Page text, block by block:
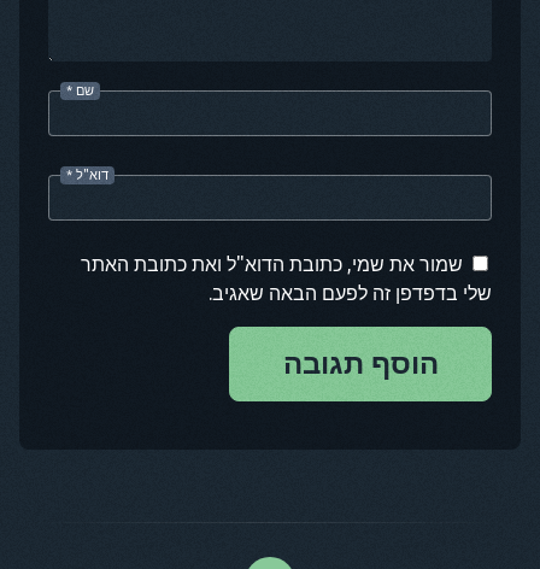
שם *
דוא"ל *
שמור את שמי, כתובת הדוא"ל ואת כתובת האתר
שלי בדפדפן זה לפעם הבאה שאגיב.
הוסף תגובה